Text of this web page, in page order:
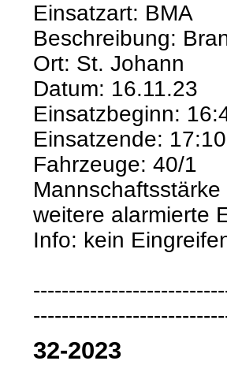
Einsatzart: BMA
Beschreibung:
Ort: St. Johann
Datum: 16.11.23
Einsatzbeginn:
Einsatzende: 17:10
Fahrzeuge: 40/1
Mannschaftsstärke
weitere alarmierte
Info: kein
32-2023